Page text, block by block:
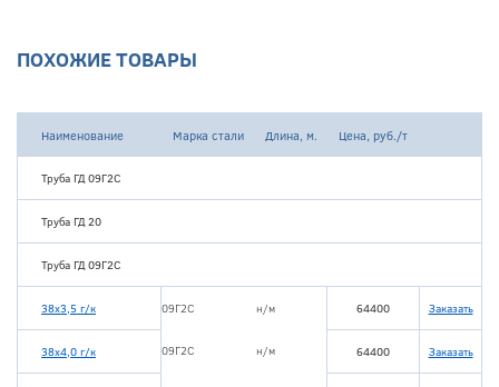
ПОХОЖИЕ ТОВАРЫ
Наименование Марка стали Длина, м. Цена, руб./т
Труба ГД 09Г2С
Труба ГД 20
Труба ГД 09Г2С
38х3,5 г/к 09Г2С н/м 64400 Заказать
38х4,0 г/к 09Г2С н/м 64400 Заказать